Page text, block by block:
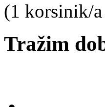
(1 korsinik/
Tražim